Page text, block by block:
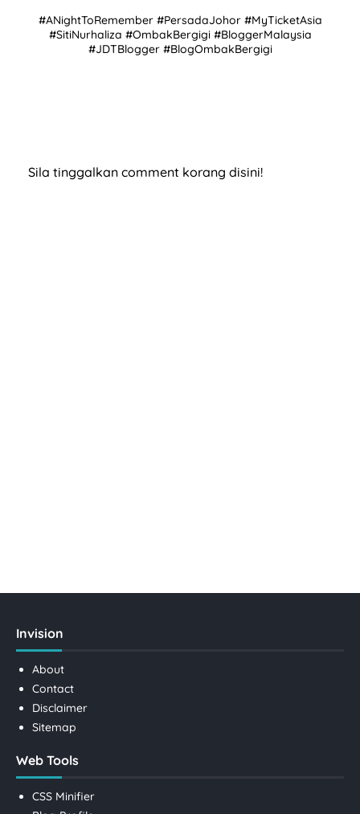
#ANightToRemember #PersadaJohor #MyTicketAsia
#SitiNurhaliza #OmbakBergigi #BloggerMalaysia
#JDTBlogger #BlogOmbakBergigi
Sila tinggalkan comment korang disini!
Invision
About
Contact
Disclaimer
Sitemap
Web Tools
CSS Minifier